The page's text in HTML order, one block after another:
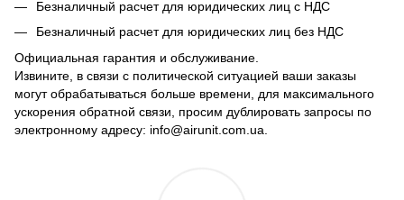
Безналичный расчет для юридических лиц с НДС
Безналичный расчет для юридических лиц без НДС
Официальная гарантия и обслуживание.
Извините, в связи с политической ситуацией ваши заказы
могут обрабатываться больше времени, для максимального
ускорения обратной связи, просим дублировать запросы по
электронному адресу: info@airunit.com.ua.